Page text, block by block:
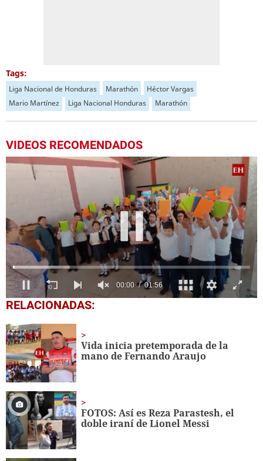
Tags:
Liga Nacional de Honduras Marathón
Héctor Vargas
Mario Martínez
Liga Nacional Honduras Marathón
VIDEOS RECOMENDADOS
0
seconds
1
minute,
56
seconds
RELACIONADAS:
Vida inicia pretemporada de la
mano de Fernando Araujo
FOTOS: Así es Reza Parastesh, el
doble iraní de Lionel Messi